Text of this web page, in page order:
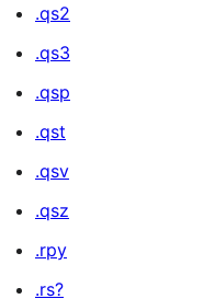
.qs2
.qs3
.qsp
.qst
.qsv
.qsz
.rpy
.rs?